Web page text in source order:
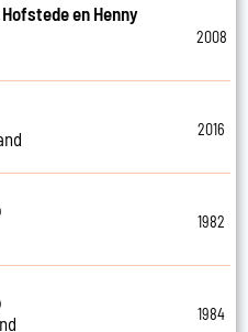
en Henny
2008
2016
1982
1984